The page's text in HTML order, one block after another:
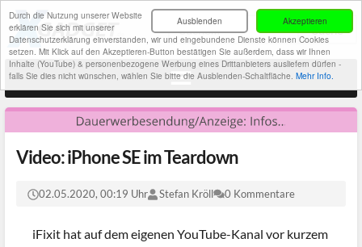
Akzeptieren
Ausblenden
Durch die Nutzung unserer Website
erklären Sie sich mit unserer
Datenschutzerklärung einverstanden, wir und eingebundene Dienste können Cookies
setzen. Mit Klick auf den Akzeptieren-Button bestätigen Sie außerdem, dass wir Ihnen
Inhalte (YouTube) & personenbezogene Werbung eines Drittanbieters ausliefern dürfen -
falls Sie dies nicht wünschen, wählen Sie bitte die Ausblenden-Schaltfläche. Mehr Info.
Video: iPhone SE im Teardown
02.05.2020, 00:19 Uhr Stefan Kröll 0 Kommentare
iFixit hat auf dem eigenen YouTube-Kanal vor kurzem